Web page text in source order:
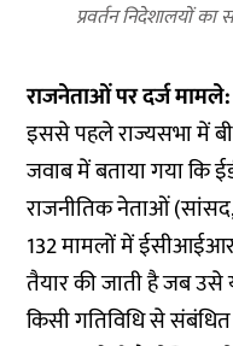
प्रवर्तन निदेशालयों का
राजनेताओं पर दर्ज
इससे पहले राज्यसभा में
जवाब में बताया गया कि
राजनीतिक नेताओं
132 मामलों में ईसीआईआर
तैयार की जाती है जब उसे
किसी गतिविधि से